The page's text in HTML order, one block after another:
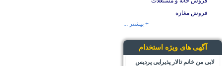
فروش مغازه
+ بیشتر ...
آگهی های ویژه استخدام
لابی من خانم تالار پذیرایی پردیس